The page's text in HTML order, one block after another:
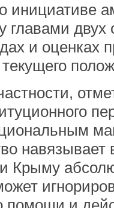
инициативе
главами двух
и оценках
Крыму